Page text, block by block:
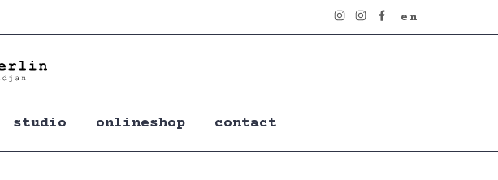
en
studio onlineshop contact